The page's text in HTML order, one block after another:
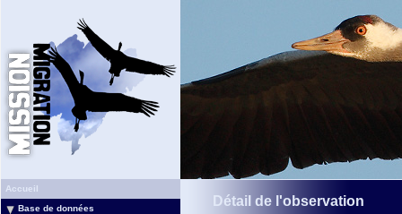
Accueil
Base de données
Détail de l'observation